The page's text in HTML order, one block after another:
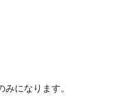
になります。